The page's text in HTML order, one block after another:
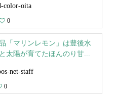
color-oita
0
「マリンレモン」は豊後水
太陽が育てたほんのり甘...
net-staff
0